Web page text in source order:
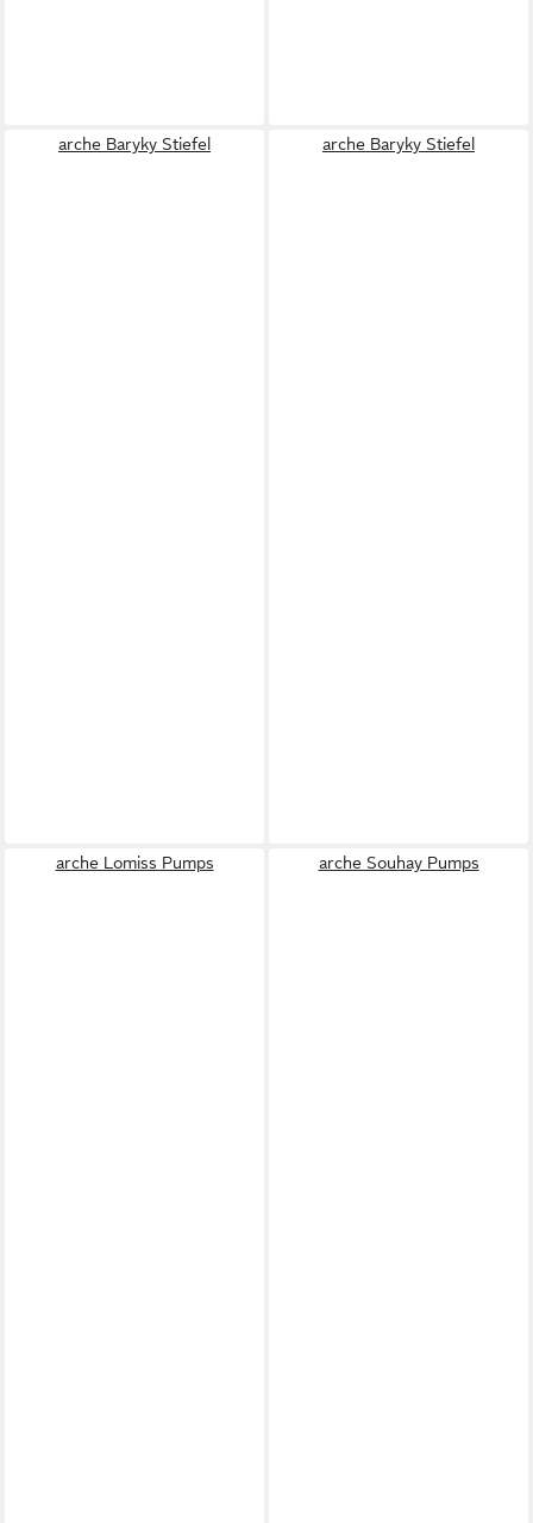
arche Baryky Stiefel arche Baryky Stiefel
arche Lomiss Pumps arche Souhay Pumps